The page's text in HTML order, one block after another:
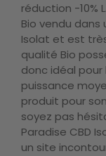
réduction -10%
Bio vendu
Isolat et est
qualité Bio
donc idéal pour
puissance
produit pour
soyez pas
Paradise CBD
un site